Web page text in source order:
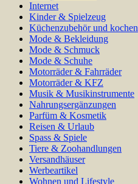
Internet
Kinder & Spielzeug
Küchenzubehör und kochen
Mode & Bekleidung
Mode & Schmuck
Mode & Schuhe
Motorräder & Fahrräder
Motorräder & KFZ
Musik & Musikinstrumente
Nahrungsergänzungen
Parfüm & Kosmetik
Reisen & Urlaub
Spass & Spiele
Tiere & Zoohandlungen
Versandhäuser
Werbeartikel
Wohnen und Lifestyle